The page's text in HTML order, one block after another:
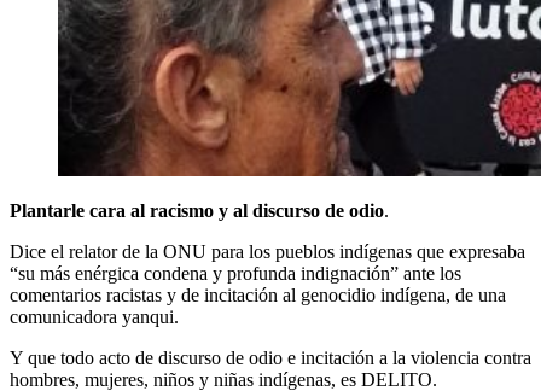
Plantarle cara al racismo y al discurso de odio.
Dice el relator de la ONU para los pueblos indígenas que expresaba
“su más enérgica condena y profunda indignación” ante los
comentarios racistas y de incitación al genocidio indígena, de una
comunicadora yanqui.
Y que todo acto de discurso de odio e incitación a la violencia contra
hombres, mujeres, niños y niñas indígenas, es DELITO.